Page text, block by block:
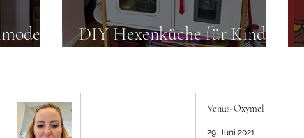
–
DIY Hexenküche für Kinder
Venus-Oxymel
29. Juni 2021